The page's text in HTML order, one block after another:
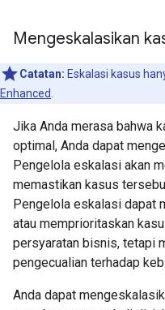
Mengeskalasikan
Catatan: Eskalasi kasus
Enhanced
Jika Anda merasa bahwa
optimal, Anda dapat
Pengelola eskalasi akan
memastikan kasus
Pengelola eskalasi dapat
atau memprioritaskan
persyaratan bisnis, tetapi
pengecualian terhadap
Anda dapat